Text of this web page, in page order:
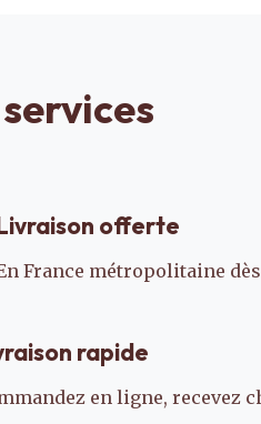
offerte
France métropolitaine
rapide
en ligne, recevez